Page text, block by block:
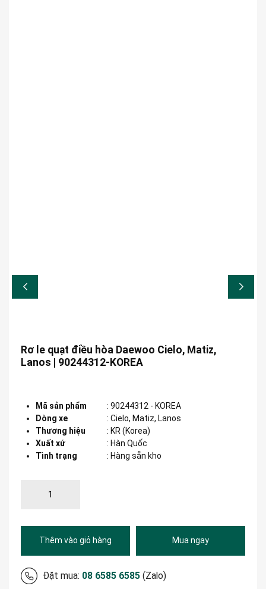
Rơ le quạt điều hòa Daewoo Cielo, Matiz,
Lanos | 90244312-KOREA
Mã sản phẩm : 90244312 - KOREA
Dòng xe
: Cielo, Matiz, Lanos
Thương hiệu
: KR (Korea)
Xuất xứ
: Hàn Quốc
Tình trạng
: Hàng sẵn kho
Thêm vào giỏ hàng Mua ngay
Đặt mua: 08 6585 6585 (Zalo)